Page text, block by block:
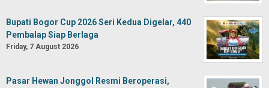
Bupati Bogor Cup 2026 Seri Kedua Digelar, 440
Pembalap Siap Berlaga
Friday, 7 August 2026
Pasar Hewan Jonggol Resmi Beroperasi,